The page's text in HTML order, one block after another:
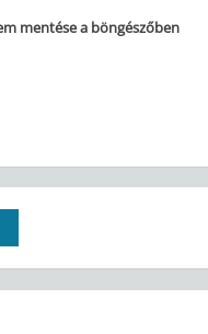
mentése a böngészőben